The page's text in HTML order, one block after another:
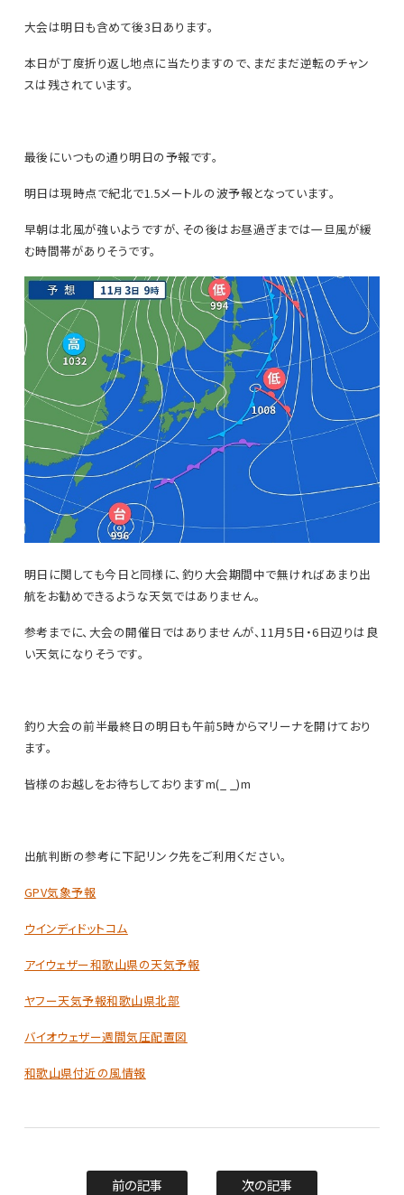
大会は明日も含めて後3日あります。
本日が丁度折り返し地点に当たりますので、まだまだ逆転のチャン
スは残されています。
最後にいつもの通り明日の予報です。
明日は現時点で紀北で1.5メートルの波予報となっています。
早朝は北風が強いようですが、その後はお昼過ぎまでは一旦風が緩
む時間帯がありそうです。
明日に関しても今日と同様に、釣り大会期間中で無ければあまり出
航をお勧めできるような天気ではありません。
参考までに、大会の開催日ではありませんが、11月5日・6日辺りは良
い天気になりそうです。
釣り大会の前半最終日の明日も午前5時からマリーナを開けており
ます。
皆様のお越しをお待ちしておりますm(_ _)m
出航判断の参考に下記リンク先をご利用ください。
GPV気象予報
ウインディドットコム
アイウェザー和歌山県の天気予報
ヤフー天気予報和歌山県北部
バイオウェザー週間気圧配置図
和歌山県付近の風情報
前の記事 次の記事